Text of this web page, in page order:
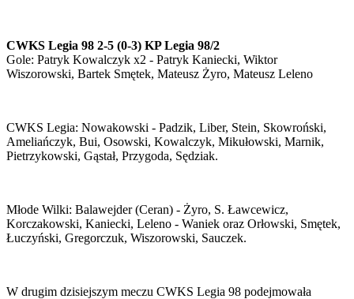
CWKS Legia 98 2-5 (0-3) KP Legia 98/2
Gole: Patryk Kowalczyk x2 - Patryk Kaniecki, Wiktor
Wiszorowski, Bartek Smętek, Mateusz Żyro, Mateusz Leleno
CWKS Legia: Nowakowski - Padzik, Liber, Stein, Skowroński,
Ameliańczyk, Bui, Osowski, Kowalczyk, Mikułowski, Marnik,
Pietrzykowski, Gąstał, Przygoda, Sędziak.
Młode Wilki: Balawejder (Ceran) - Żyro, S. Ławcewicz,
Korczakowski, Kaniecki, Leleno - Waniek oraz Orłowski, Smętek,
Łuczyński, Gregorczuk, Wiszorowski, Sauczek.
W drugim dzisiejszym meczu CWKS Legia 98 podejmowała